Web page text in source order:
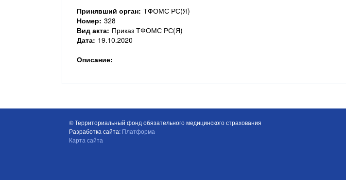
Принявший орган: ТФОМС РС(Я)
Номер: 328
Вид акта: Приказ ТФОМС РС(Я)
Дата: 19.10.2020
Описание:
© Территориальный фонд обязательного медицинского страхования
Разработка сайта: Платформа
Карта сайта